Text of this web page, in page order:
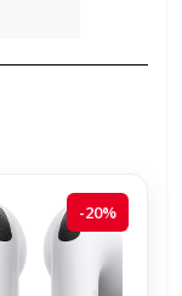
-20%